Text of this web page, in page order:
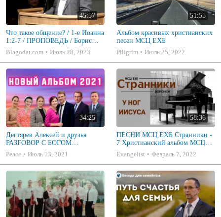
45:57
Что такое общение? / 1-е Иоанна
1:2-7 / ПРОПОВЕДЬ / Борис
Шива
Blagodat.com Июль 28, 2023
51:55
Альбом красивых христианских
песен МСЦ ЕХБ
Piligrim
Июль 25, 2022
34:25
Дегтярев Алексей и друзья
РАЗГОВОР С БОГОМ
Христианские песни МСЦ ЕХБ
2021 (7я)
Peace Июль 13, 2021
58:36
ПЕСНИ МСЦ ЕХБ Странники -
7 Христианский альбом МСЦ
ЕХБ
Evangelist Февраль 7, 2022